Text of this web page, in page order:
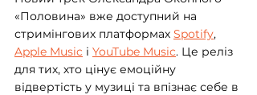
«Половина» вже доступний на
стримінгових платформах Spotify,
Apple Music і YouTube Music. Це реліз
для тих, хто цінує емоційну
відвертість у музиці та впізнає себе в